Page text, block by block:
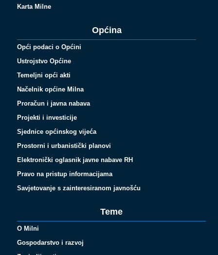
Karta Milne
Općina
Opći podaci o Općini
Ustrojstvo Općine
Temeljni opći akti
Načelnik općine Milna
Proračun i javna nabava
Projekti i investicije
Sjednice općinskog vijeća
Prostorni i urbanistički planovi
Elektronički oglasnik javne nabave RH
Pravo na pristup informacijama
Savjetovanje s zainteresiranom javnošću
Teme
O Milni
Gospodarstvo i razvoj